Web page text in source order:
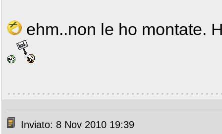
ehm..non le ho montate.
Inviato: 8 Nov 2010 19:39